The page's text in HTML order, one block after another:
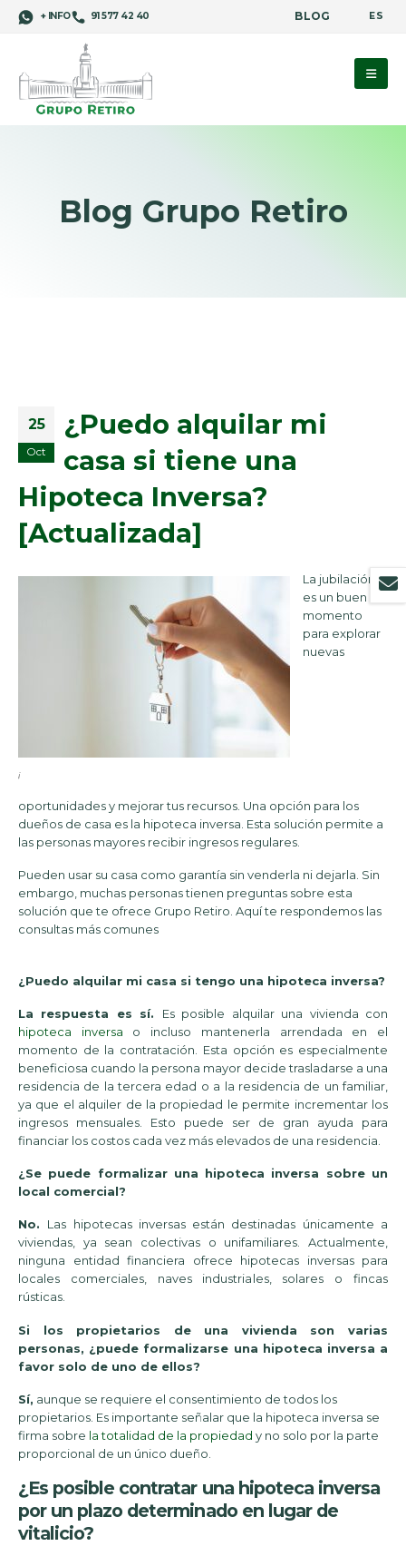
+ INFO 91 577 42 40 BLOG ES
Blog Grupo Retiro
25
Oct
¿Puedo alquilar mi
casa si tiene una
Hipoteca Inversa?
[Actualizada]
¡
La jubilación
es un buen
momento
para explorar
nuevas
oportunidades y mejorar tus recursos. Una opción para los
dueños de casa es la hipoteca inversa. Esta solución permite a
las personas mayores recibir ingresos regulares.
Pueden usar su casa como garantía sin venderla ni dejarla. Sin
embargo, muchas personas tienen preguntas sobre esta
solución que te ofrece Grupo Retiro. Aquí te respondemos las
consultas más comunes
¿Puedo alquilar mi casa si tengo una hipoteca inversa?
La respuesta es sí. Es posible alquilar una vivienda con
hipoteca inversa o incluso mantenerla arrendada en el
momento de la contratación. Esta opción es especialmente
beneficiosa cuando la persona mayor decide trasladarse a una
residencia de la tercera edad o a la residencia de un familiar,
ya que el alquiler de la propiedad le permite incrementar los
ingresos mensuales. Esto puede ser de gran ayuda para
financiar los costos cada vez más elevados de una residencia.
¿Se puede formalizar una hipoteca inversa sobre un
local comercial?
No. Las hipotecas inversas están destinadas únicamente a
viviendas, ya sean colectivas o unifamiliares. Actualmente,
ninguna entidad financiera ofrece hipotecas inversas para
locales comerciales, naves industriales, solares o fincas
rústicas.
Si los propietarios de una vivienda son varias
personas, ¿puede formalizarse una hipoteca inversa a
favor solo de uno de ellos?
Sí, aunque se requiere el consentimiento de todos los
propietarios. Es importante señalar que la hipoteca inversa se
firma sobre la totalidad de la propiedad y no solo por la parte
proporcional de un único dueño.
¿Es posible contratar una hipoteca inversa
por un plazo determinado en lugar de
vitalicio?